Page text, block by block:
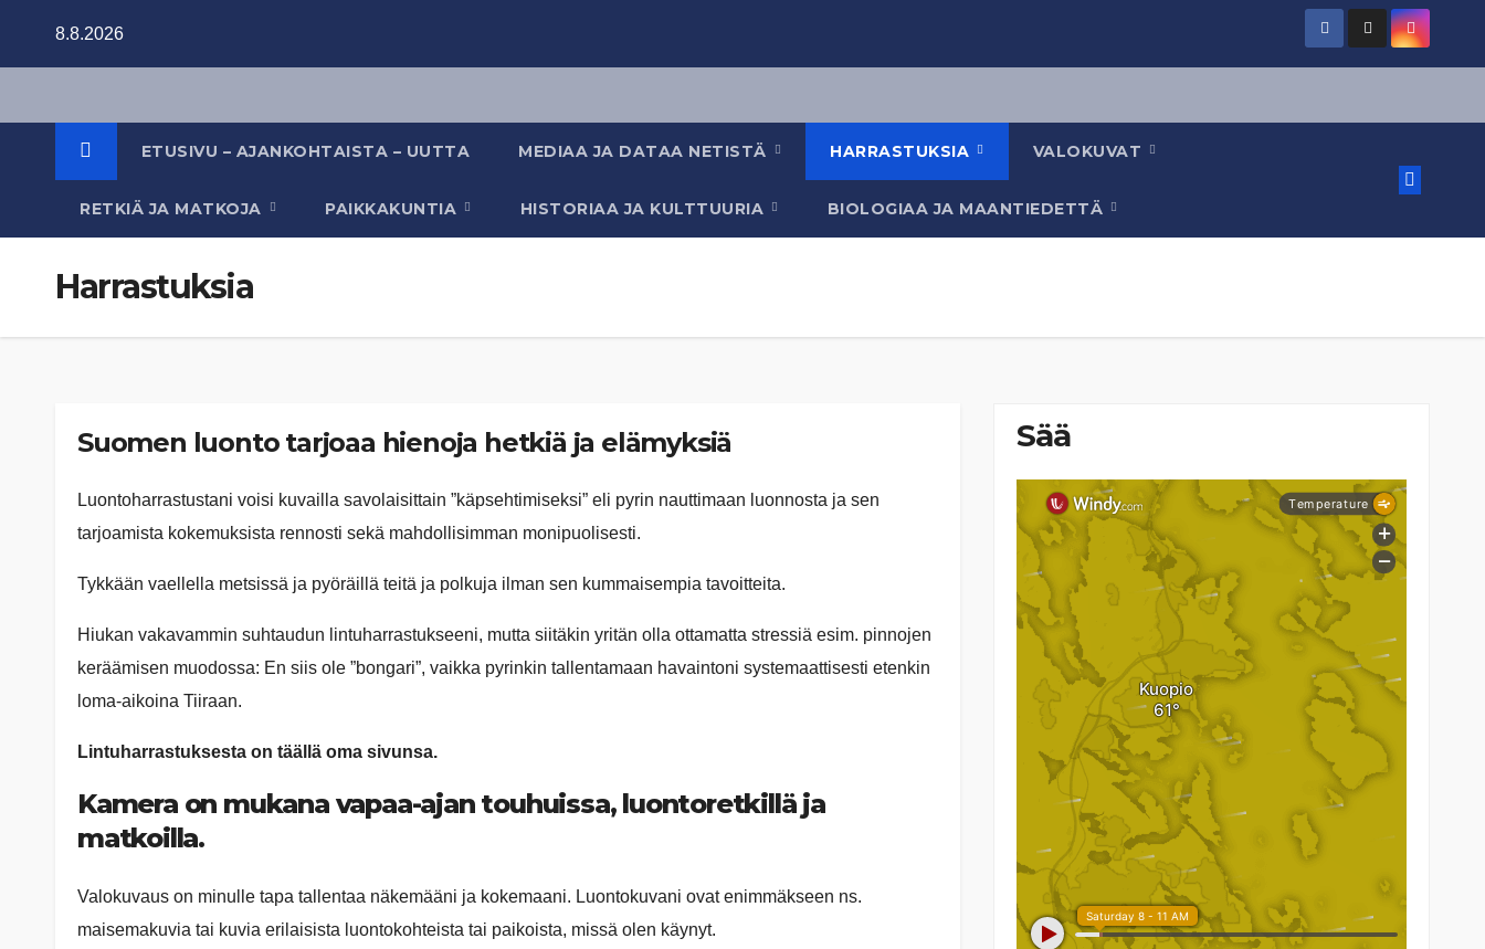
8.8.2026
ETUSIVU – AJANKOHTAISTA – UUTTA MEDIAA JA DATAA NETISTÄ HARRASTUKSIA VALOKUVAT
RETKIÄ JA MATKOJA PAIKKAKUNTIA HISTORIAA JA KULTTUURIA BIOLOGIAA JA MAANTIEDETTÄ
Harrastuksia
Suomen luonto tarjoaa hienoja hetkiä ja elämyksiä
Luontoharrastustani voisi kuvailla savolaisittain ”käpsehtimiseksi” eli pyrin nauttimaan luonnosta ja sen
tarjoamista kokemuksista rennosti sekä mahdollisimman monipuolisesti.
Tykkään vaellella metsissä ja pyöräillä teitä ja polkuja ilman sen kummaisempia tavoitteita.
Hiukan vakavammin suhtaudun lintuharrastukseeni, mutta siitäkin yritän olla ottamatta stressiä esim. pinnojen
keräämisen muodossa: En siis ole ”bongari”, vaikka pyrinkin tallentamaan havaintoni systemaattisesti etenkin
loma-aikoina Tiiraan.
Lintuharrastuksesta on täällä oma sivunsa.
Kamera on mukana vapaa-ajan touhuissa, luontoretkillä ja
matkoilla.
Valokuvaus on minulle tapa tallentaa näkemääni ja kokemaani. Luontokuvani ovat enimmäkseen ns.
maisemakuvia tai kuvia erilaisista luontokohteista tai paikoista, missä olen käynyt.
Sää